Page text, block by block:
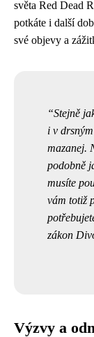
světa Red Dead
potkáte i další
své objevy a
Stejně
i v
mazanej.
podobně
musíte
vám totiž
zákon
Výzvy a